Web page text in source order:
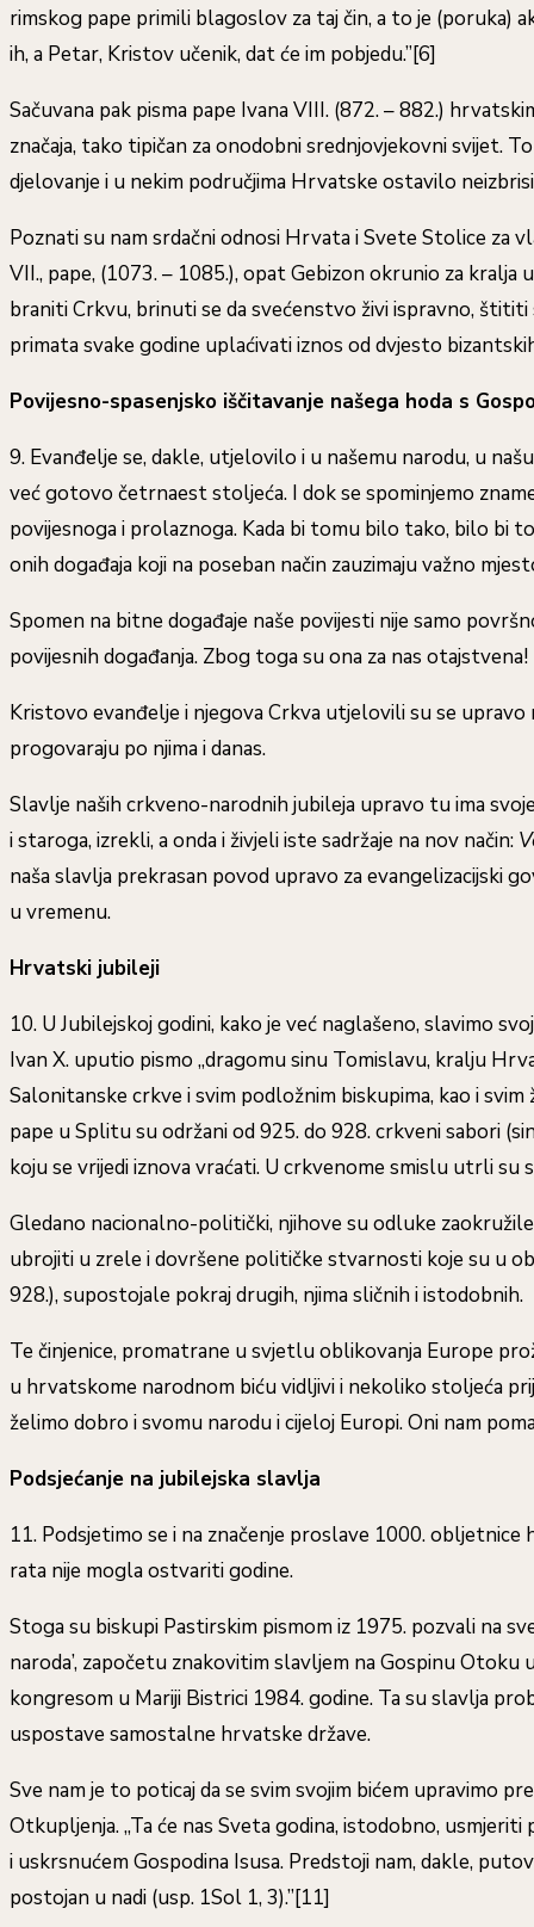
rimskog pape primili blagoslov za taj čin, a to je
ih, a Petar, Kristov učenik, dat će im pobjedu.”[6]
Sačuvana pak pisma pape Ivana VIII. (872. – 882.)
značaja, tako tipičan za onodobni srednjovjekovni svijet.
djelovanje i u nekim područjima Hrvatske ostavilo
Poznati su nam srdačni odnosi Hrvata i Svete Stolice za
VII., pape, (1073. – 1085.), opat Gebizon okrunio za
braniti Crkvu, brinuti se da svećenstvo živi ispravno, štititi
primata svake godine uplaćivati iznos od dvjesto
Povijesno-spasenjsko iščitavanje našega hoda s
9. Evanđelje se, dakle, utjelovilo i u našemu narodu, u
već gotovo četrnaest stoljeća. I dok se spominjemo
povijesnoga i prolaznoga. Kada bi tomu bilo tako, bilo bi
onih događaja koji na poseban način zauzimaju važno
Spomen na bitne događaje naše povijesti nije samo
povijesnih događanja. Zbog toga su ona za nas otajstvena!
Kristovo evanđelje i njegova Crkva utjelovili su se
progovaraju po njima i danas.
Slavlje naših crkveno-narodnih jubileja upravo tu ima
i staroga, izrekli, a onda i živjeli iste sadržaje na nov način:
naša slavlja prekrasan povod upravo za evangelizacijski
u vremenu.
Hrvatski jubileji
10. U Jubilejskoj godini, kako je već naglašeno, slavimo
Ivan X. uputio pismo „dragomu sinu Tomislavu, kralju
Salonitanske crkve i svim podložnim biskupima, kao i
pape u Splitu su održani od 925. do 928. crkveni sabori
koju se vrijedi iznova vraćati. U crkvenome smislu utrli
Gledano nacionalno-politički, njihove su odluke
ubrojiti u zrele i dovršene političke stvarnosti koje su u
928.), supostojale pokraj drugih, njima sličnih i istodobnih.
Te činjenice, promatrane u svjetlu oblikovanja Europe
u hrvatskome narodnom biću vidljivi i nekoliko stoljeća
želimo dobro i svomu narodu i cijeloj Europi. Oni nam
Podsjećanje na jubilejska slavlja
11. Podsjetimo se i na značenje proslave 1000.
rata nije mogla ostvariti godine.
Stoga su biskupi Pastirskim pismom iz 1975. pozvali na
naroda’, započetu znakovitim slavljem na Gospinu
kongresom u Mariji Bistrici 1984. godine. Ta su slavlja
uspostave samostalne hrvatske države.
Sve nam je to poticaj da se svim svojim bićem upravimo
Otkupljenja. „Ta će nas Sveta godina, istodobno,
i uskrsnućem Gospodina Isusa. Predstoji nam, dakle,
postojan u nadi (usp. 1Sol 1, 3).”[11]